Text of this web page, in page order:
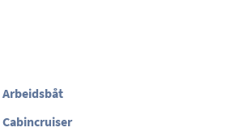
Arbeidsbåt
Cabincruiser